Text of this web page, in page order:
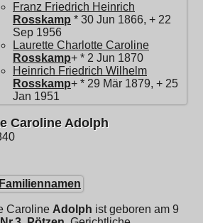
Franz Friedrich Heinrich
Rosskamp * 30 Jun 1866, + 22
Sep 1956
Laurette Charlotte Caroline
Rosskamp+ * 2 Jun 1870
Heinrich Friedrich Wilhelm
Rosskamp+ * 29 Mär 1879, + 25
Jan 1951
Caroline Adolph
Familiennamen
Caroline Adolph ist geboren am 9